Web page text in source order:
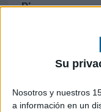
Su
Nosotros y nuestros
a información en un
Piper en una
MUNDO ONLINE